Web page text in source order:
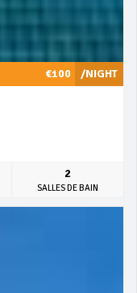
/NIGHT
€100
2
SALLES DE BAIN